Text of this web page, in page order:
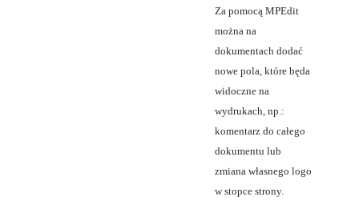
Za pomocą MPEdit
można na
dokumentach dodać
nowe pola, które będa
widoczne na
wydrukach, np.:
komentarz do całego
dokumentu lub
zmiana własnego logo
w stopce strony.